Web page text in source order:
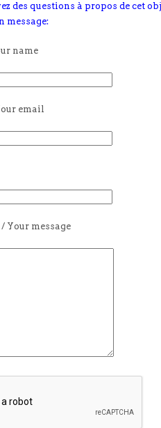
des questions à propos de cet
message:
name
email
Your message